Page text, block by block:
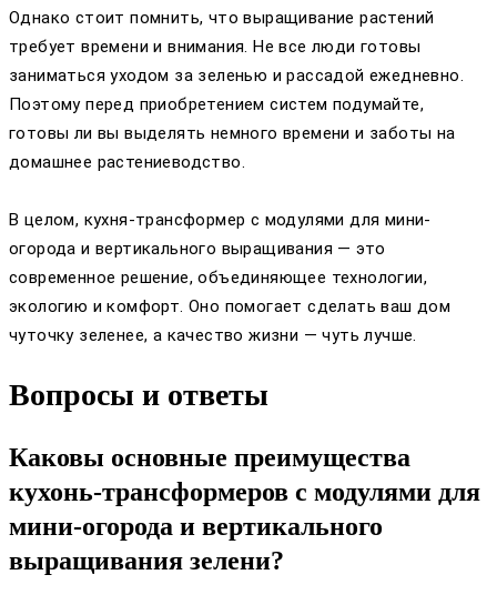
Однако стоит помнить, что выращивание растений
требует времени и внимания. Не все люди готовы
заниматься уходом за зеленью и рассадой ежедневно.
Поэтому перед приобретением систем подумайте,
готовы ли вы выделять немного времени и заботы на
домашнее растениеводство.
В целом, кухня-трансформер с модулями для мини-
огорода и вертикального выращивания — это
современное решение, объединяющее технологии,
экологию и комфорт. Оно помогает сделать ваш дом
чуточку зеленее, а качество жизни — чуть лучше.
Вопросы и ответы
Каковы основные преимущества
кухонь-трансформеров с модулями для
мини-огорода и вертикального
выращивания зелени?